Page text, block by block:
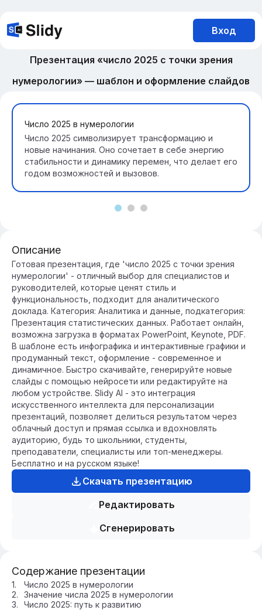
Вход
Презентация «число 2025 с точки зрения
нумерологии» — шаблон и оформление слайдов
Число 2025 в нумерологии
Число 2025 символизирует трансформацию и
новые начинания. Оно сочетает в себе энергию
стабильности и динамику перемен, что делает его
годом возможностей и вызовов.
Описание
Готовая презентация, где 'число 2025 с точки зрения
нумерологии' - отличный выбор для специалистов и
руководителей, которые ценят стиль и
функциональность, подходит для аналитического
доклада. Категория: Аналитика и данные, подкатегория:
Презентация статистических данных. Работает онлайн,
возможна загрузка в форматах PowerPoint, Keynote, PDF.
В шаблоне есть инфографика и интерактивные графики и
продуманный текст, оформление - современное и
динамичное. Быстро скачивайте, генерируйте новые
слайды с помощью нейросети или редактируйте на
любом устройстве. Slidy AI - это интеграция
искусственного интеллекта для персонализации
презентаций, позволяет делиться результатом через
облачный доступ и прямая ссылка и вдохновлять
аудиторию, будь то школьники, студенты,
преподаватели, специалисты или топ-менеджеры.
Бесплатно и на русском языке!
Скачать презентацию
Редактировать
Сгенерировать
Содержание презентации
Число 2025 в нумерологии
Значение числа 2025 в нумерологии
Число 2025: путь к развитию